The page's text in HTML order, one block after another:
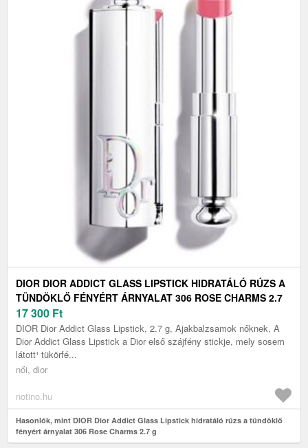
DIOR DIOR ADDICT GLASS LIPSTICK HIDRATÁLÓ RÚZS A
TÜNDÖKLŐ FÉNYÉRT ÁRNYALAT 306 ROSE CHARMS 2.7
G
17 300 Ft
DIOR Dior Addict Glass Lipstick, 2.7 g, Ajakbalzsamok nőknek, A
Dior Addict Glass Lipstick a Dior első szájfény stickje, mely sosem
látott¹ tükörfé...
női, dior
notino.hu
Hasonlók, mint DIOR Dior Addict Glass Lipstick hidratáló rúzs a tündöklő
fényért árnyalat 306 Rose Charms 2.7 g